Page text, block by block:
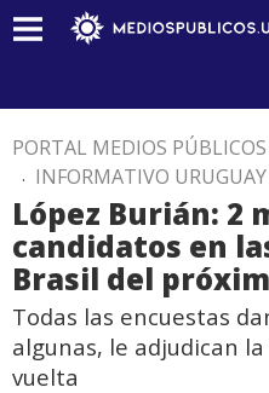
PORTAL MEDIOS PÚBLICOS
. INFORMATIVO URUGUAY
López Burián: 2
candidatos en
Brasil del
Todas las encuestas
algunas, le adjudican
vuelta